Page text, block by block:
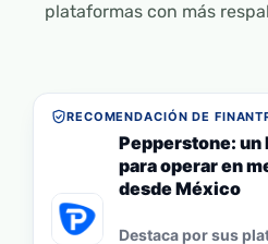
plataformas con más
RECOMENDACIÓN DE
Pepperstone:
para operar en
desde México
Destaca por sus